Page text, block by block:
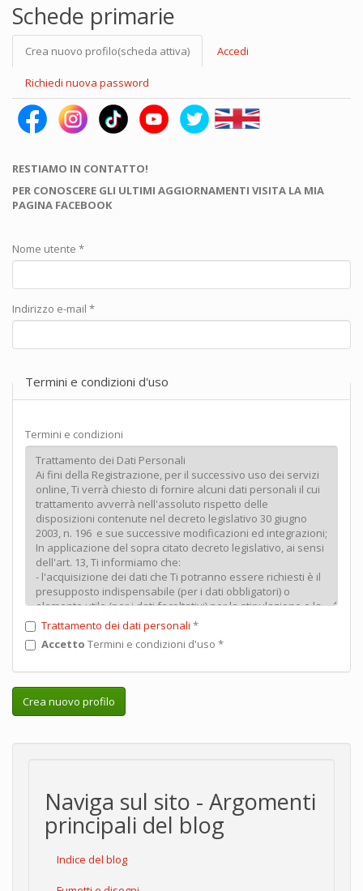
Schede primarie
Crea nuovo profilo(scheda attiva) Accedi
Richiedi nuova password
RESTIAMO IN CONTATTO!
PER CONOSCERE GLI ULTIMI AGGIORNAMENTI VISITA LA MIA
PAGINA FACEBOOK
Nome utente *
Indirizzo e-mail *
Termini e condizioni d'uso
Termini e condizioni
Trattamento dei dati personali *
Accetto Termini e condizioni d'uso *
Crea nuovo profilo
Naviga sul sito - Argomenti
principali del blog
Indice del blog